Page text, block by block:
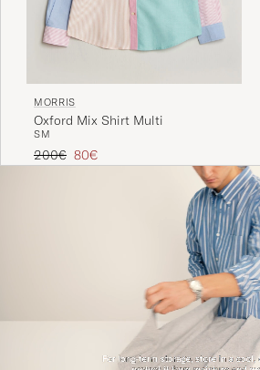
MORRIS
Oxford Mix Shirt Multi
SM
Regulärer Preis
200€ Reduzierter Preis
80€